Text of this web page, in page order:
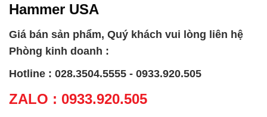
Hammer USA
Giá bán sản phẩm, Quý khách vui lòng liên hệ
Phòng kinh doanh :
Hotline : 028.3504.5555 - 0933.920.505
ZALO : 0933.920.505